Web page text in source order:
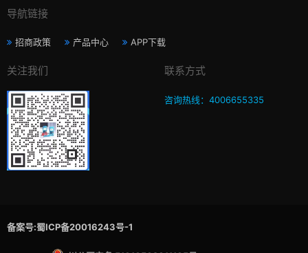
导航链接
招商政策 产品中心 APP下载
关注我们 联系方式
咨询热线：4006655335
备案号:蜀ICP备20016243号-1